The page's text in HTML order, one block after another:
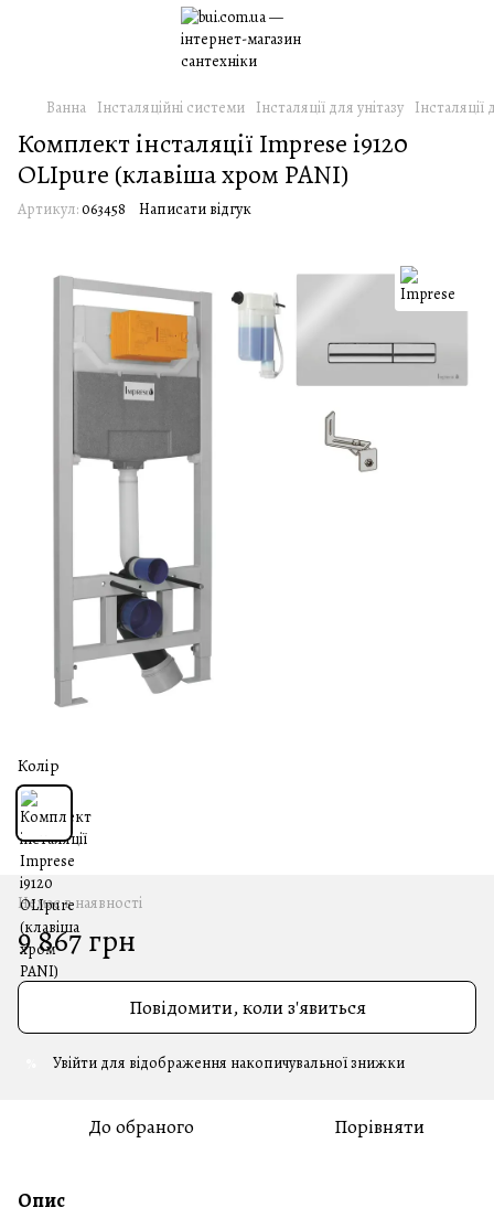
Ванна Інсталяційні системи Інсталяції для унітазу Інсталяції
Комплект інсталяції Imprese i9120
OLIpure (клавіша хром PANI)
Артикул:063458 Написати відгук
Колір
Немає в наявності
9 867 грн
Повідомити, коли з'явиться
Увійти для відображення накопичувальної знижки
До обраного Порівняти
Опис